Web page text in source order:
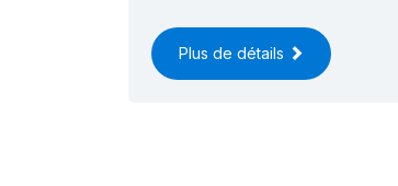
Plus de détails